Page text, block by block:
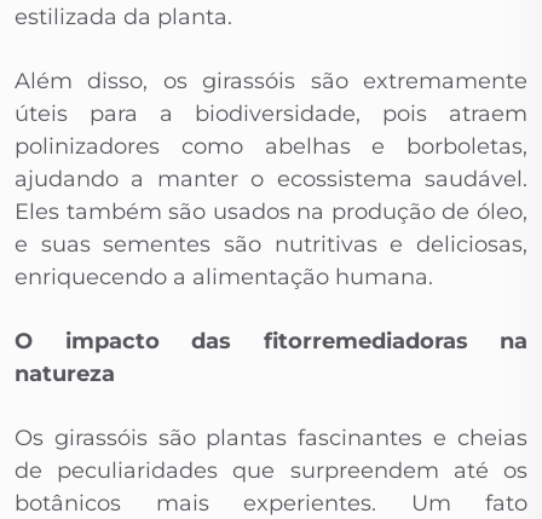
estilizada da planta.
Além disso, os girassóis são extremamente
úteis para a biodiversidade, pois atraem
polinizadores como abelhas e borboletas,
ajudando a manter o ecossistema saudável.
Eles também são usados na produção de óleo,
e suas sementes são nutritivas e deliciosas,
enriquecendo a alimentação humana.
O impacto das fitorremediadoras na
natureza
Os girassóis são plantas fascinantes e cheias
de peculiaridades que surpreendem até os
botânicos mais experientes. Um fato